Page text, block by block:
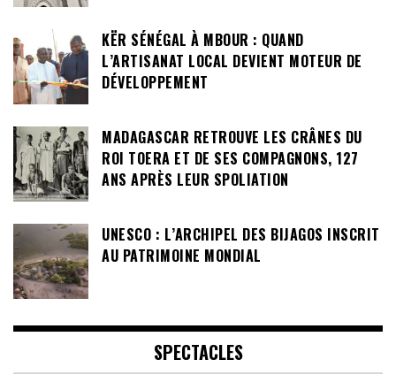
KËR SÉNÉGAL À MBOUR : QUAND
L’ARTISANAT LOCAL DEVIENT MOTEUR DE
DÉVELOPPEMENT
MADAGASCAR RETROUVE LES CRÂNES DU
ROI TOERA ET DE SES COMPAGNONS, 127
ANS APRÈS LEUR SPOLIATION
UNESCO : L’ARCHIPEL DES BIJAGOS INSCRIT
AU PATRIMOINE MONDIAL
SPECTACLES